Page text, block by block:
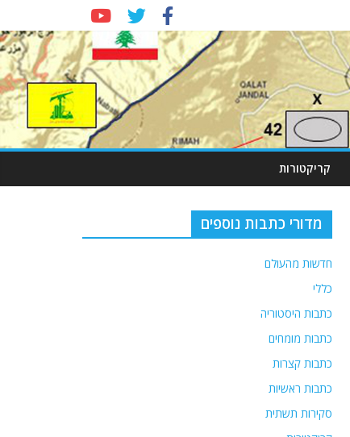
קריקטורות
מדורי כתבות נוספים
חדשות מהעולם
כללי
כתבות היסטוריה
כתבות מומחים
כתבות קצרות
כתבות ראשיות
סקירות תשתית